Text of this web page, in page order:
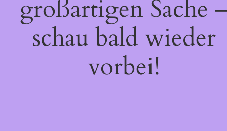
großartigen Sache
schau bald wieder
vorbei!